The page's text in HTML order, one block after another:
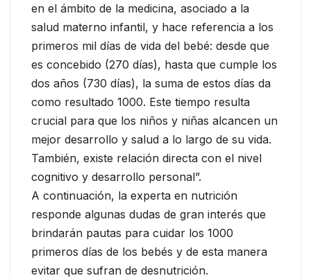
en el ámbito de la medicina, asociado a la
salud materno infantil, y hace referencia a los
primeros mil días de vida del bebé: desde que
es concebido (270 días), hasta que cumple los
dos años (730 días), la suma de estos días da
como resultado 1000. Este tiempo resulta
crucial para que los niños y niñas alcancen un
mejor desarrollo y salud a lo largo de su vida.
También, existe relación directa con el nivel
cognitivo y desarrollo personal”.
A continuación, la experta en nutrición
responde algunas dudas de gran interés que
brindarán pautas para cuidar los 1000
primeros días de los bebés y de esta manera
evitar que sufran de desnutrición.